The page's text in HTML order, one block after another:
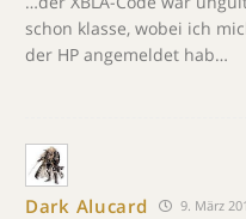
schon klasse, wobei ich
der HP angemeldet hab…
Dark Alucard 9. März